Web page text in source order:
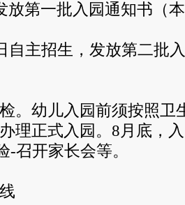
第一批入园通知书（本
主招生，发放第二批
幼儿入园前须按照卫
理正式入园。8月底，
-召开家长会等。